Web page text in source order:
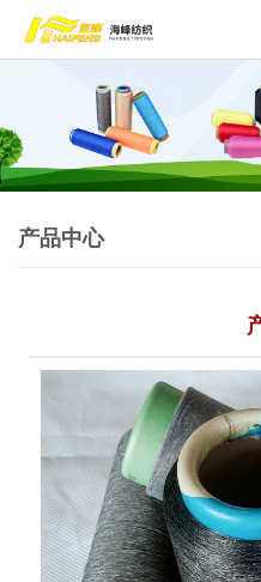
产品中心